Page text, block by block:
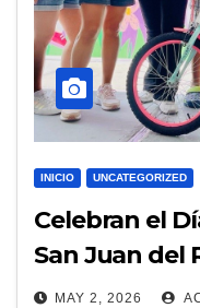
INICIO UNCATEGORIZED
Celebran el
San Juan del
Poder
MAY 2, 2026